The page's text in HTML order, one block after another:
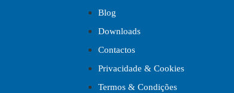
Blog
Downloads
Contactos
Privacidade & Cookies
Termos & Condições